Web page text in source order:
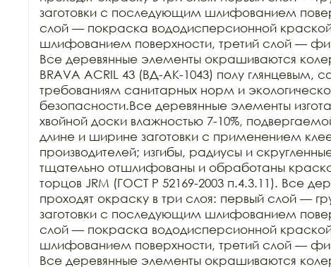
заготовки с последующим шлифованием
слой — покраска вододисперсионной
шлифованием поверхности, третий слой —
Все деревянные элементы окрашиваются
BRAVA ACRIL 43 (ВД-АК-1043) полу глянцевым,
требованиям санитарных норм и
безопасности.Все деревянные элементы
хвойной доски влажностью 7-10%,
длине и ширине заготовки с применением
производителей; изгибы, радиусы и
тщательно отшлифованы и обработаны
торцов JRM (ГОСТ Р 52169-2003 п.4.3.11). Все
проходят окраску в три слоя: первый слой —
заготовки с последующим шлифованием
слой — покраска вододисперсионной
шлифованием поверхности, третий слой —
Все деревянные элементы окрашиваются